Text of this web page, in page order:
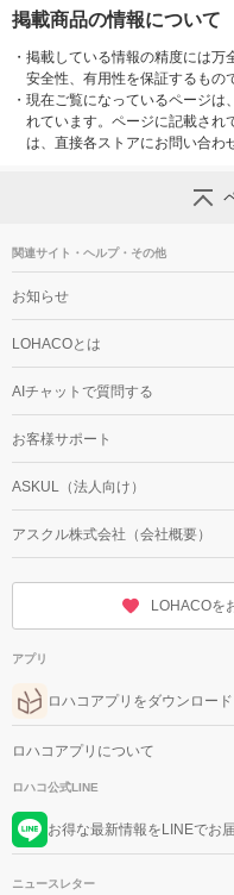
掲載商品の情報について
・ 掲載している情報の精度には万
安全性、有用性を保証するもの
・ 現在ご覧になっているページは
れています。ページに記載され
は、直接各ストアにお問い合わ
関連サイト・ヘルプ・その他
お知らせ
LOHACOとは
AIチャットで質問する
お客様サポート
ASKUL（法人向け）
アスクル株式会社（会社概要）
LOHACOを
アプリ
ロハコアプリをダウンロード
ロハコアプリについて
ロハコ公式LINE
お得な最新情報をLINEでお
ニュースレター